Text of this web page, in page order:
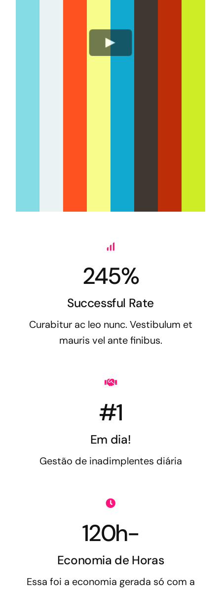
245%
Successful Rate
Curabitur ac leo nunc. Vestibulum et
mauris vel ante finibus.
#1
Em dia!
Gestão de inadimplentes diária
120h-
Economia de Horas
Essa foi a economia gerada só com a